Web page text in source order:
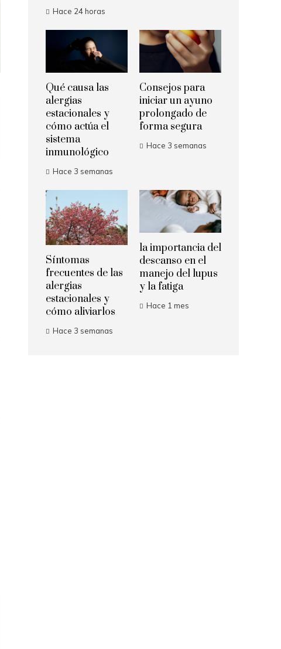
Hace 24 horas
Qué causa las
alergias
estacionales y
cómo actúa el
sistema
inmunológico
Hace 3 semanas
Consejos para
iniciar un ayuno
prolongado de
forma segura
Hace 3 semanas
Síntomas
frecuentes de las
alergias
estacionales y
cómo aliviarlos
Hace 3 semanas
la importancia del
descanso en el
manejo del lupus
y la fatiga
Hace 1 mes